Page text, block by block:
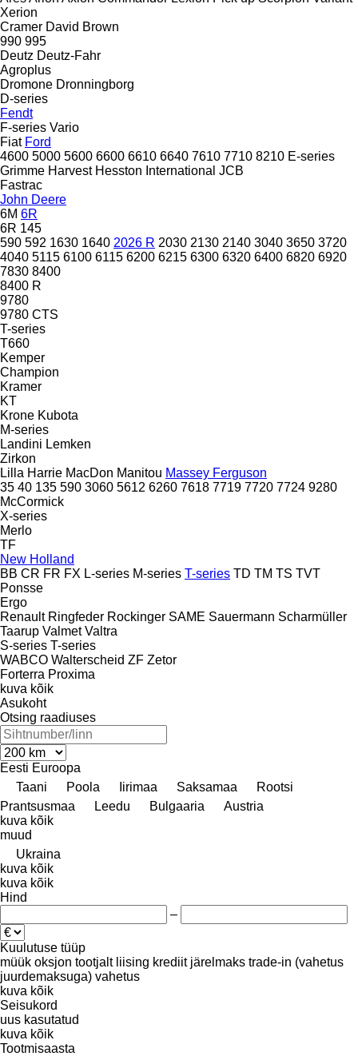
Xerion
Cramer David Brown
990 995
Deutz Deutz-Fahr
Agroplus
Dromone Dronningborg
D-series
Fendt
F-series Vario
Fiat Ford
4600 5000 5600 6600 6610 6640 7610 7710 8210 E-series
Grimme Harvest Hesston International JCB
Fastrac
John Deere
6M 6R
6R 145
590 592 1630 1640 2026 R 2030 2130 2140 3040 3650 3720
4040 5115 6100 6115 6200 6215 6300 6320 6400 6820 6920
7830 8400
8400 R
9780
9780 CTS
T-series
T660
Kemper
Champion
Kramer
KT
Krone Kubota
M-series
Landini Lemken
Zirkon
Lilla Harrie MacDon Manitou Massey Ferguson
35 40 135 590 3060 5612 6260 7618 7719 7720 7724 9280
McCormick
X-series
Merlo
TF
New Holland
BB CR FR FX L-series M-series T-series TD TM TS TVT
Ponsse
Ergo
Renault Ringfeder Rockinger SAME Sauermann Scharmüller
Taarup Valmet Valtra
S-series T-series
WABCO Walterscheid ZF Zetor
Forterra Proxima
kuva kõik
Asukoht
Otsing raadiuses
Eesti Euroopa
Taani
Poola Iirimaa Saksamaa
Rootsi
Prantsusmaa
Leedu Bulgaaria
Austria
kuva kõik
muud
Ukraina
kuva kõik
kuva kõik
Hind
–
Kuulutuse tüüp
müük oksjon tootjalt liising krediit järelmaks trade-in (vahetus
juurdemaksuga) vahetus
kuva kõik
Seisukord
uus kasutatud
kuva kõik
Tootmisaasta